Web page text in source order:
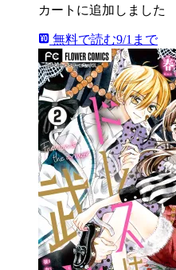
カートに追加しました
無料で読む9/1まで